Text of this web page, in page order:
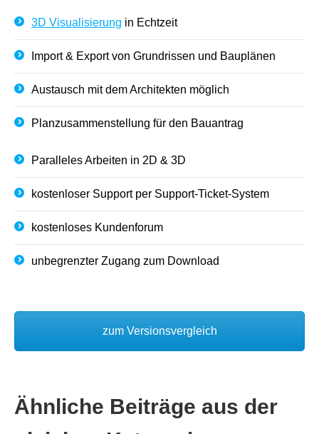
3D Visualisierung in Echtzeit
Import & Export von Grundrissen und Bauplänen
Austausch mit dem Architekten möglich
Planzusammenstellung für den Bauantrag
Paralleles Arbeiten in 2D & 3D
kostenloser Support per Support-Ticket-System
kostenloses Kundenforum
unbegrenzter Zugang zum Download
zum Versionsvergleich
Ähnliche Beiträge aus der